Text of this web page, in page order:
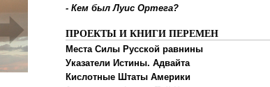
- Кем был Луис Ортега?
ПРОЕКТЫ И КНИГИ ПЕРЕМЕН
Места Силы Русской равнины
Указатели Истины. Адвайта
Кислотные Штаты Америки